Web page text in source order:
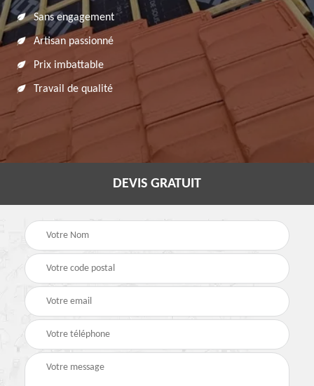
Sans engagement
Artisan passionné
Prix imbattable
Travail de qualité
DEVIS GRATUIT